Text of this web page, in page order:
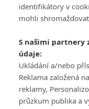
identifikátory v
mohli
S našimi partnery
údaje:
Ukládání a/nebo
Reklama založená
reklamy,
průzkum publika a
Všeobecné obchodní
podmínky služby
GolfExtra.cz
Podmínky
osobních údajů při